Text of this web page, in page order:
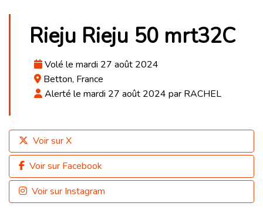
Rieju Rieju 50 mrt32C
Volé le mardi 27 août 2024
Betton, France
Alerté le mardi 27 août 2024 par RACHEL
Voir sur X
Voir sur Facebook
Voir sur Instagram